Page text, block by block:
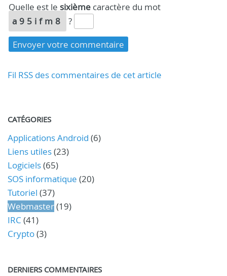
Quelle est le sixième caractère du mot
a95ifm8
?
Fil RSS des commentaires de cet article
CATÉGORIES
Applications Android (6)
Liens utiles(23)
Logiciels(65)
SOS informatique (20)
Tutoriel (37)
Webmaster(19)
IRC (41)
Crypto(3)
DERNIERS COMMENTAIRES